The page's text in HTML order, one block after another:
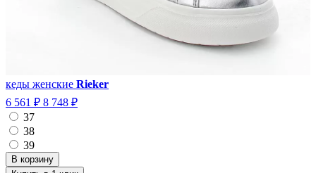
кеды женские Rieker
6 561 ₽ 8 748 ₽
37
38
39